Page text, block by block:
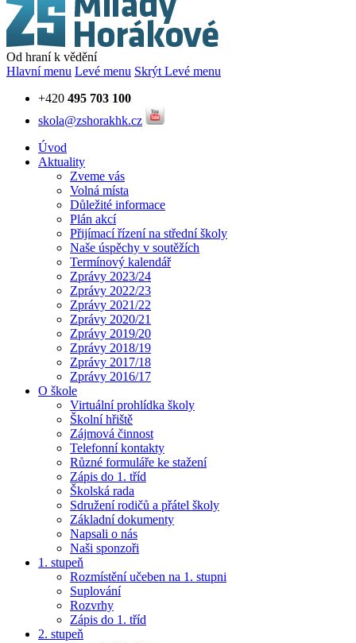
Od hraní k vědění
Hlavní menu Levé menu Skrýt Levé menu
+420 495 703 100
skola@zshorakhk.cz
Úvod
Aktuality
Zveme vás
Volná místa
Důležité informace
Plán akcí
Přijímací řízení na střední školy
Naše úspěchy v soutěžích
Termínový kalendář
Zprávy 2023/24
Zprávy 2022/23
Zprávy 2021/22
Zprávy 2020/21
Zprávy 2019/20
Zprávy 2018/19
Zprávy 2017/18
Zprávy 2016/17
O škole
Virtuální prohlídka školy
Školní hřiště
Zájmová činnost
Telefonní kontakty
Různé formuláře ke stažení
Zápis do 1. tříd
Školská rada
Sdružení rodičů a přátel školy
Základní dokumenty
Napsali o nás
Naši sponzoři
1. stupeň
Rozmístění učeben na 1. stupni
Suplování
Rozvrhy
Zápis do 1. tříd
2. stupeň